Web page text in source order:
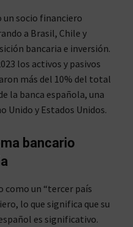
un socio financiero
a Brasil, Chile y
bancaria e inversión.
los activos y pasivos
más del 10% del total
la banca española, una
Unido y Estados Unidos.
bancario
como un “tercer país
lo que significa que su
es significativo.